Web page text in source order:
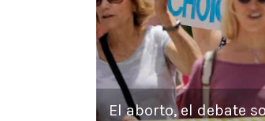
El aborto, el debate